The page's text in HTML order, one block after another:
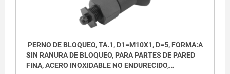
PERNO DE BLOQUEO, TA.1, D1=M10X1, D=5, FORMA:A
SIN RANURA DE BLOQUEO, PARA PARTES DE PARED
FINA, ACERO INOXIDABLE NO ENDURECIDO,